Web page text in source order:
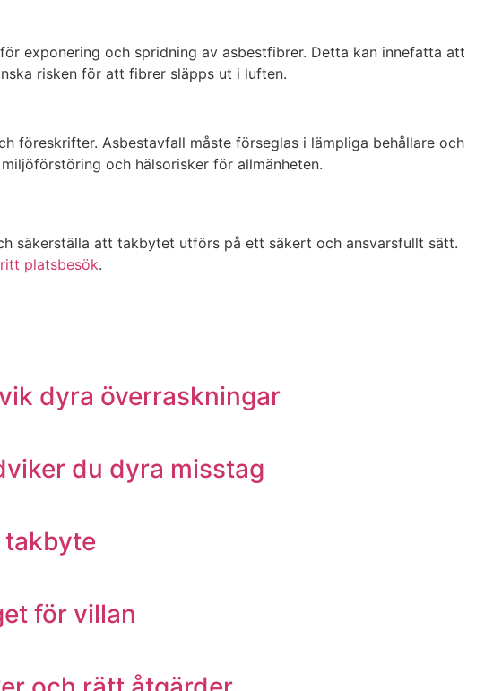
exponering och spridning av asbestfibrer. Detta kan innefatta att
risken för att fibrer släpps ut i luften.
föreskrifter. Asbestavfall måste förseglas i lämpliga behållare och
och hälsorisker för allmänheten.
säkerställa att takbytet utförs på ett säkert och ansvarsfullt sätt.
platsbesök.
dyra överraskningar
du dyra misstag
takbyte
för villan